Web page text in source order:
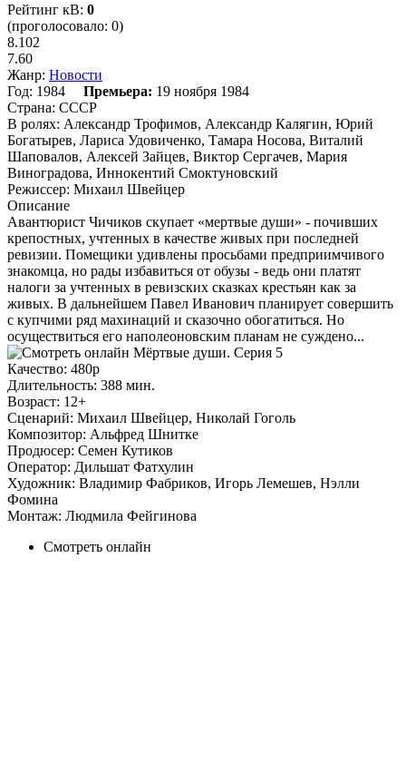
Рейтинг кВ: 0
(проголосовало: 0)
8.102
7.60
Жанр: Новости
Год: 1984 Премьера: 19 ноября 1984
Страна: СССР
В ролях: Александр Трофимов, Александр Калягин, Юрий
Богатырев, Лариса Удовиченко, Тамара Носова, Виталий
Шаповалов, Алексей Зайцев, Виктор Сергачев, Мария
Виноградова, Иннокентий Смоктуновский
Режиссер: Михаил Швейцер
Описание
Авантюрист Чичиков скупает «мертвые души» - почивших
крепостных, учтенных в качестве живых при последней
ревизии. Помещики удивлены просьбами предприимчивого
знакомца, но рады избавиться от обузы - ведь они платят
налоги за учтенных в ревизских сказках крестьян как за
живых. В дальнейшем Павел Иванович планирует совершить
с купчими ряд махинаций и сказочно обогатиться. Но
осуществиться его наполеоновским планам не суждено...
Качество: 480p
Длительность: 388 мин.
Возраст: 12+
Сценарий: Михаил Швейцер, Николай Гоголь
Композитор: Альфред Шнитке
Продюсер: Семен Кутиков
Оператор: Дильшат Фатхулин
Художник: Владимир Фабриков, Игорь Лемешев, Нэлли
Фомина
Монтаж: Людмила Фейгинова
Смотреть онлайн